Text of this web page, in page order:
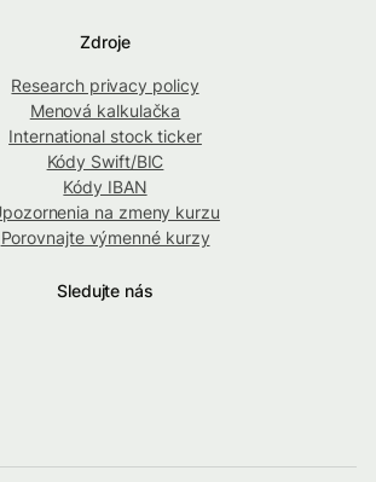
Zdroje
Research privacy policy
Menová kalkulačka
International stock ticker
Kódy Swift/BIC
Kódy IBAN
na zmeny kurzu
Porovnajte výmenné kurzy
Sledujte nás